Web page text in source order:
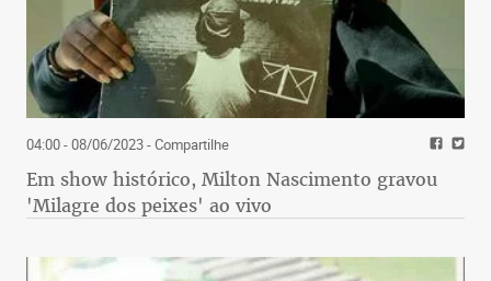
04:00 - 08/06/2023- Compartilhe
Em show histórico, Milton Nascimento gravou
'Milagre dos peixes' ao vivo